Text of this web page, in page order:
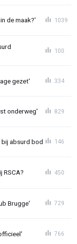
de maak?' 1039
100
gezet' 334
onderweg' 829
bij absurd bod 146
RSCA? 450
Brugge' 729
766